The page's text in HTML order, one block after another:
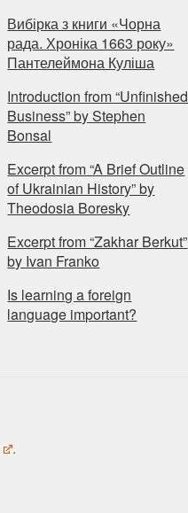
Вибірка з книги «Чорна
рада. Хроніка 1663 року»
Пантелеймона Куліша
Introduction from “Unfinished
Business” by Stephen
Bonsal
Excerpt from “A Brief Outline
of Ukrainian History” by
Theodosia Boresky
Excerpt from “Zakhar Berkut”
by Ivan Franko
Is learning a foreign
language important?
.